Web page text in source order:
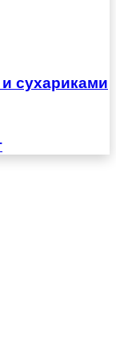
сухариками